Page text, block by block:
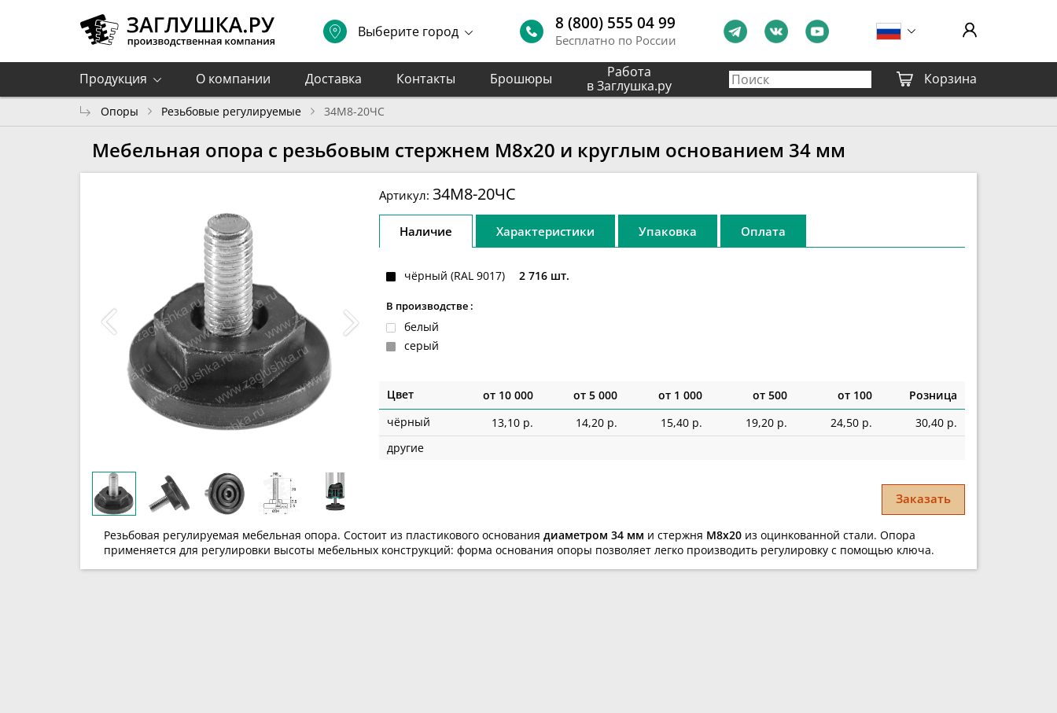
Выберите город 8 (800) 555 04 99
Бесплатно по России
Продукция О компании Доставка Контакты Брошюры
Работа
в Заглушка.ру
Корзина
Опоры Резьбовые регулируемые 34М8-20ЧС
Мебельная опора с резьбовым стержнем М8x20 и круглым основанием 34 мм
Артикул: 34М8-20ЧС
Наличие Характеристики Упаковка Оплата
чёрный (RAL 9017) 2 716 шт.
В производстве :
белый
серый
Цвет от 10 000 от 5 000 от 1 000 от 500 от 100
Розница
чёрный
13,10 р. 14,20 р. 15,40 р. 19,20 р. 24,50 р.
30,40 р.
другие
Заказать
Резьбовая регулируемая мебельная опора. Состоит из пластикового основания диаметром 34 мм и стержня М8х20 из оцинкованной стали. Опора
применяется для регулировки высоты мебельных конструкций: форма основания опоры позволяет легко производить регулировку с помощью ключа.